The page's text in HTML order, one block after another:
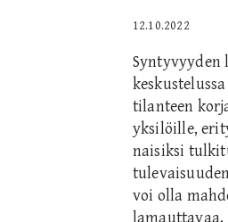
12.10.2022
Syntyvyyden
tilanteen
yksilöille,
naisiksi
voi olla